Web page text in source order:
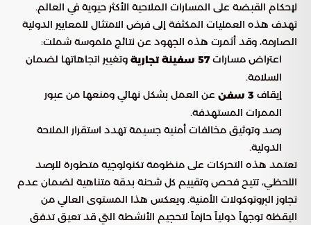
لإحكام القبضة على المسارات الملاحية الأكثر حيوية في العالم.
تهدف هذه العمليات المكثفة إلى فرض الامتثال للمعايير الدولية
الصارمة، وقد أثمرت هذه الجهود عن نتائج ملموسة شملت:
اعتراض مسارات57 سفينة تجارية
وتغيير اتجاهاتها لضمان
السلامة.
إيقاف 3 سفن
عن العمل بشكل نهائي ومنعها من عبور
الممرات المستهدفة.
رصد وتوثيق مخالفات أمنية جسيمة تهدد استقرار الملاحة
الدولية.
تعتمد هذه التحركات على منظومة تكنولوجية متطورة للرصد
اللحظي، تتيح فحص وتقييم كل شحنة بدقة متناهية لضمان عدم
تجاوز البروتوكولات الأمنية. ويعكس هذا المستوى العالي من
اليقظة توجهاً دولياً حازماً لتحجيم الأنشطة التي قد تعيق تدفق